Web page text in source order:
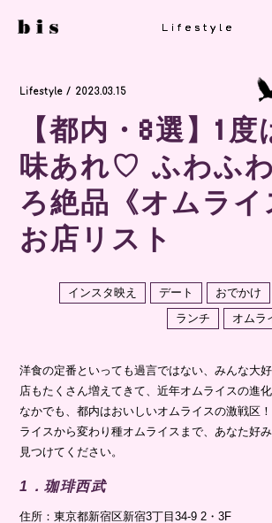
Lifestyle
Lifestyle / 2023.03.15
【都内・8選】1
味あれ♡ ふわふ
ろ絶品《オムライ
お店リスト
インスタ映え デート おでかけ
ランチ
オムラ
洋食の定番といっても過言ではない、みんな大
店もたくさん増えてきて、近年オムライスの
なかでも、都内はおいしいオムライスの激戦区
ライスから変わり種オムライスまで、あなた好
見つけてください。
1．珈琲西武
住所：東京都新宿区新宿3丁目34-9 2・3F
Lifestyle
Lifestyle